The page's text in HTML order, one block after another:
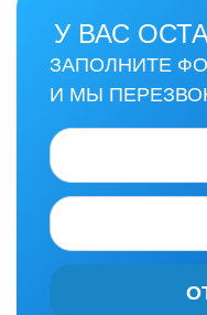
У ВАС
ЗАПОЛНИТЕ
И МЫ